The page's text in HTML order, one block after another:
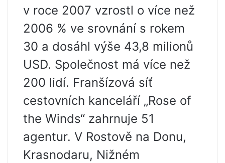
v roce 2007 vzrostl o více než
2006 % ve srovnání s rokem
30 a dosáhl výše 43,8 milionů
USD. Společnost má více než
200 lidí. Franšízová síť
cestovních kanceláří „Rose of
the Winds“ zahrnuje 51
agentur. V Rostově na Donu,
Krasnodaru, Nižném